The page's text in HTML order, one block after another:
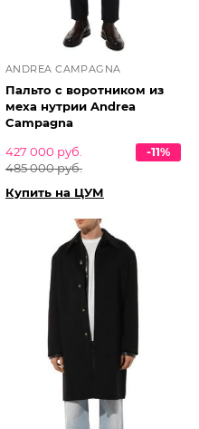
ANDREA CAMPAGNA
Пальто с воротником из
меха нутрии Andrea
Campagna
427 000 руб.
485 000 руб.
-11%
Купить на ЦУМ